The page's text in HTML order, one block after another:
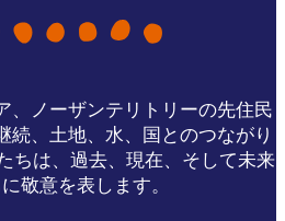
、ノーザンテリトリーの先住民
続、土地、水、国とのつながり
ちは、過去、現在、そして未来
敬意を表します。